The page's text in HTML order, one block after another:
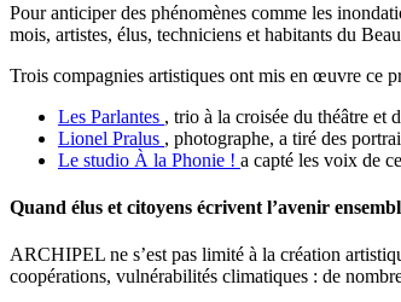
Pour anticiper des phénomènes comme les
mois, artistes, élus, techniciens et habitants du
Trois compagnies artistiques ont mis en œuvre ce
Les Parlantes , trio à la croisée du théâtre et
Lionel Pralus , photographe, a tiré des
Le studio À la Phonie ! a capté les voix de
Quand élus et citoyens écrivent l’avenir
ARCHIPEL ne s’est pas limité à la création
coopérations, vulnérabilités climatiques : de